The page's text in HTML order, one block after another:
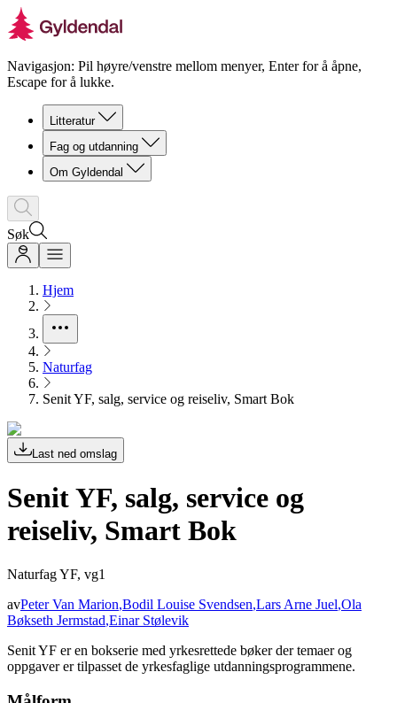
Navigasjon: Pil høyre/venstre mellom menyer, Enter for å åpne,
Escape for å lukke.
Litteratur
Fag og utdanning
Om Gyldendal
Søk
Hjem
Naturfag
Senit YF, salg, service og reiseliv, Smart Bok
Last ned omslag
Senit YF, salg, service og
reiseliv, Smart Bok
Naturfag YF, vg1
avPeter Van Marion,Bodil Louise Svendsen,Lars Arne Juel,Ola
Bøkseth Jermstad,Einar Stølevik
Senit YF er en bokserie med yrkesrettede bøker der temaer og
oppgaver er tilpasset de yrkesfaglige utdanningsprogrammene.